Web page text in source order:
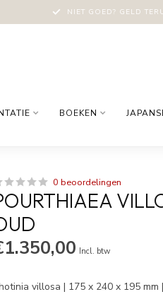
NIET GOED? GELD
BOEKEN
0 beoordelingen
Incl. btw
villosa | 175 x 240 x 195